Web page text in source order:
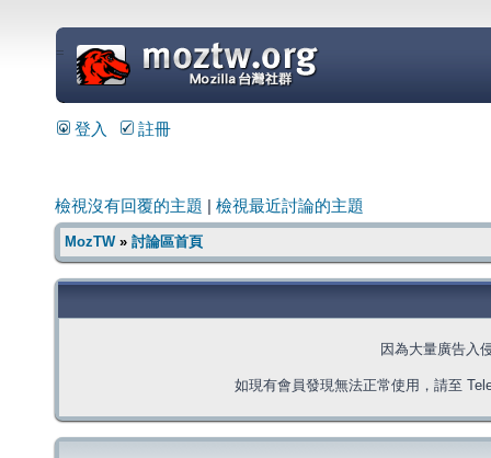
=
登入 註冊
檢視沒有回覆的主題 檢視最近討論的主題
MozTW» 討論區首頁
因為大量廣告入
如現有會員發現無法正常使用，請至